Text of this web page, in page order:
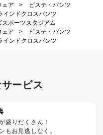
ェア >
ピステ・パンツ
インドクロスパンツ
スポーツスタジアム
ェア >
ピステ・パンツ
インドクロスパンツ
ービス
盛りだくさん！
もお見逃しなく。